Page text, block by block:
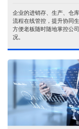
企业的进销存、生产、仓
流程在线管控，提升协同生
方便老板随时随地掌控公
况。